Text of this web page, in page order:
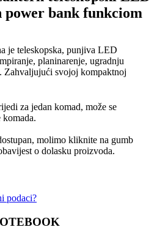
power bank funkciom
je teleskopska, punjiva LED
planinarenje, ugradnju
Zahvaljujući svojoj kompaktnoj
za jedan komad, može se
molimo kliknite na gumb
o dolasku proizvoda.
podaci?